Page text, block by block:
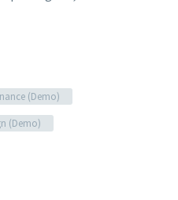
(Demo)
(Demo)